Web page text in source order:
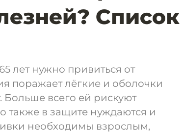
Список
лет нужно привиться от
поражает лёгкие и оболочки
Больше всего ей рискуют
также в защите нуждаются и
необходимы взрослым,